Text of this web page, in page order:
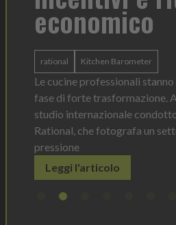
economico
rational Kitchen Barometer
Le cucine professionali
fase di forte trasformazione.
studio internazionale
Rational, che fotografa un
pressione
Leggi l'articolo